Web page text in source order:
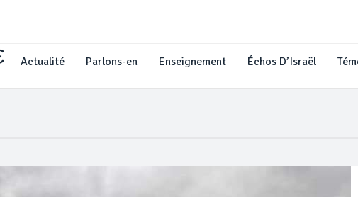
Actualité Parlons-en Enseignement Échos D’Israël